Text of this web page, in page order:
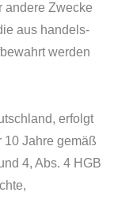
andere Zwecke
aus handels-
werden
erfolgt
10 Jahre gemäß
4, Abs. 4 HGB